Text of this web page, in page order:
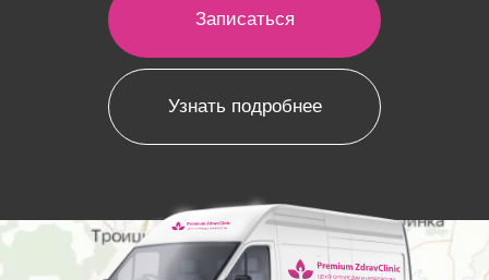
Записаться
Узнать подробнее